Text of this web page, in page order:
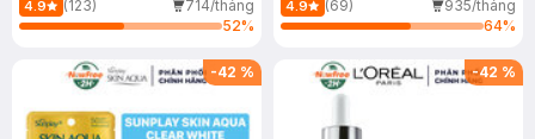
4.9 (123)
714/tháng
52%
4.9 (69)
935/tháng
64%
-42 % -42 %